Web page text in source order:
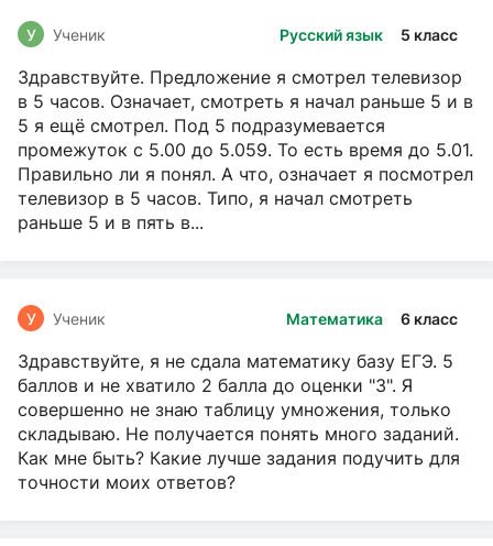
Русский язык 5 класс
У Ученик
Здравствуйте. Предложение я смотрел телевизор
в 5 часов. Означает, смотреть я начал раньше 5 и в
5 я ещё смотрел. Под 5 подразумевается
промежуток с 5.00 до 5.059. То есть время до 5.01.
Правильно ли я понял. А что, означает я посмотрел
телевизор в 5 часов. Типо, я начал смотреть
раньше 5 и в пять в...
Математика 6 класс
У Ученик
Здравствуйте, я не сдала математику базу ЕГЭ. 5
баллов и не хватило 2 балла до оценки "3". Я
совершенно не знаю таблицу умножения, только
складываю. Не получается понять много заданий.
Как мне быть? Какие лучше задания подучить для
точности моих ответов?